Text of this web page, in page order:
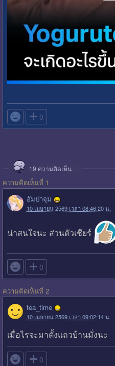
 0
19 ความคิดเห็น
ความคิดเห็นที่ 1
อัมปาจุม
10 เมษายน 2569 เวลา 08:46:20 น.
น่าสนใจนะ ส่วนตัวเชียร์
 0
ความคิดเห็นที่ 2
tea_time
10 เมษายน 2569 เวลา 09:02:14 น.
เมื่อไรจะมาตั้งแถวบ้านมั่งนะ
 0